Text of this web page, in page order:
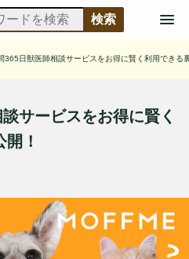
365日獣医師相談サービスをお得に賢く利用できる
サービスをお得に賢く
！